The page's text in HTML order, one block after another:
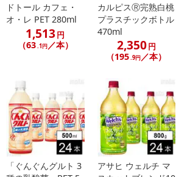
ドトール カフェ・
オ・レ PET 280ml
1,513円
（63.1円／本）
カルピスⓇ完熟白桃
プラスチックボトル
470ml
2,350円
（195.9円／本）
「ぐんぐんグルト 3
アサヒ ウェルチ マ